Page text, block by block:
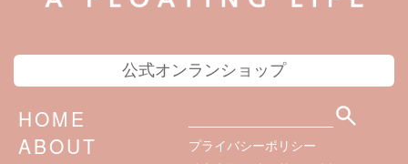
システム手帳カバー公式オンランショップ
HOME
ABOUT
プライバシーポリシー